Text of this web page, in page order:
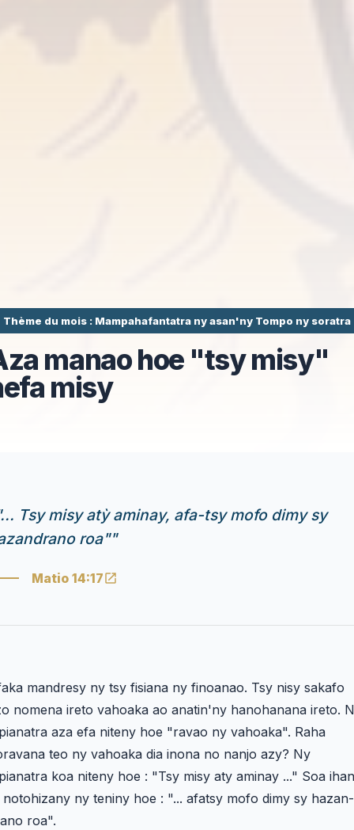
Thème du mois : Mampahafantatra ny asan'ny Tompo ny soratra
manao hoe "tsy misy"
misy
Tsy misy atỳ aminay, afa-tsy mofo dimy sy
roa""
Matio 14:17
mandresy ny tsy fisiana ny finoanao. Tsy nisy sakafo
nomena ireto vahoaka ao anatin'ny hanohanana ireto.
aza efa niteny hoe "ravao ny vahoaka". Raha
teo ny vahoaka dia inona no nanjo azy? Ny
koa niteny hoe : "Tsy misy aty aminay ..." Soa
ny teniny hoe : "... afatsy mofo dimy sy hazan-
roa".